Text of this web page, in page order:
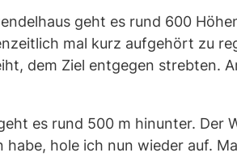
geht es rund 600
mal kurz aufgehört zu
dem Ziel entgegen strebten.
es rund 500 m hinunter. Der
hole ich nun wieder auf.